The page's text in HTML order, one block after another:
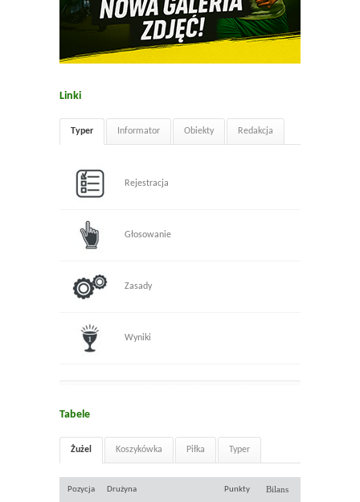
Linki
Typer Informator Obiekty Redakcja
Rejestracja
Głosowanie
Zasady
Wyniki
Tabele
Żużel Koszykówka Piłka Typer
Pozycja Drużyna Punkty Bilans